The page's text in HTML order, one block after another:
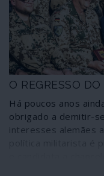
O REGRESSO
Há poucos anos
obrigado a demitir-
interesses alemães